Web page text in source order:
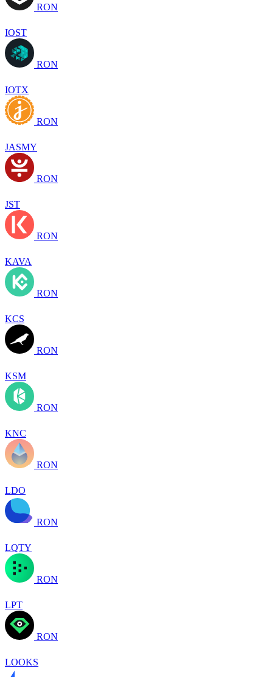
RON
IOST
RON
IOTX
RON
JASMY
RON
JST
RON
KAVA
RON
KCS
RON
KSM
RON
KNC
RON
LDO
RON
LQTY
RON
LPT
RON
LOOKS